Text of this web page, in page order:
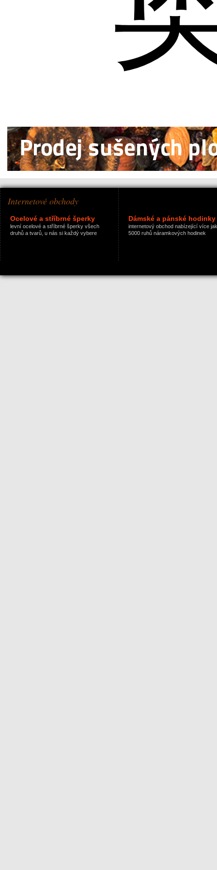
Internetové obchody
Ocelové a stříbrné šperky
levní ocelové a stříbrné šperky všech
druhů a tvarů, u nás si každý vybere
Dámské a pánské hodinky
internetový obchod nabízející více jak
5000 ruhů náramkových hodinek